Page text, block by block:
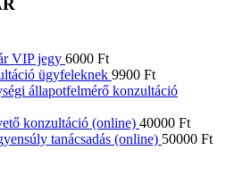
VIP jegy 6000 Ft
ügyfeleknek 9900 Ft
állapotfelmérő konzultáció
konzultáció (online) 40000 Ft
tanácsadás (online) 50000 Ft